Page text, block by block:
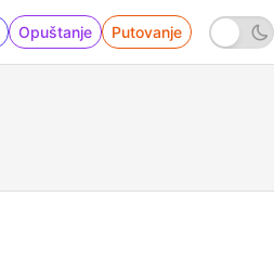
Opuštanje Putovanje